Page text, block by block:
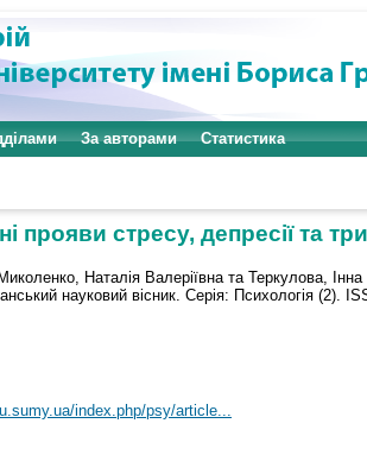
За авторами Статистика
прояви стресу, депресії та
Миколенко, Наталія Валеріївна та Теркулова, Інна
науковий вісник. Серія: Психологія (2).
index.php/psy/article...